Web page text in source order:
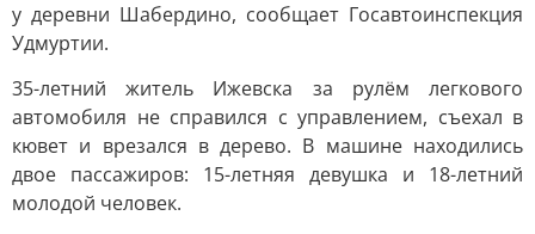
у деревни Шабердино, сообщает Госавтоинспекция
Удмуртии.
35-летний житель Ижевска за рулём легкового
автомобиля не справился с управлением, съехал в
кювет и врезался в дерево. В машине находились
двое пассажиров: 15-летняя девушка и 18-летний
молодой человек.